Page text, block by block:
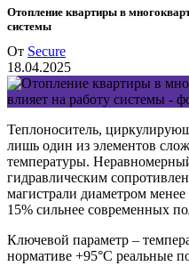
Отопление квартиры в
системы
От Secure
18.04.2025
Теплоноситель,
лишь один из элементов
температуры.
гидравлическим
магистрали диаметром
15% сильнее современных
Ключевой параметр –
нормативе +95°C реальные